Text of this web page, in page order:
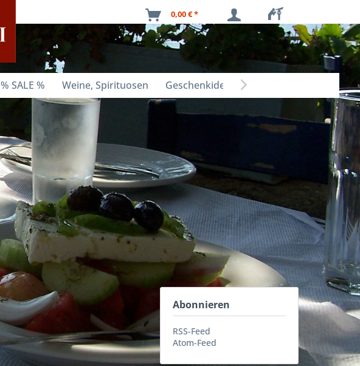
0,00 € *
% SALE % Weine, Spirituosen Geschenkideen 
Abonnieren
RSS-Feed
Atom-Feed